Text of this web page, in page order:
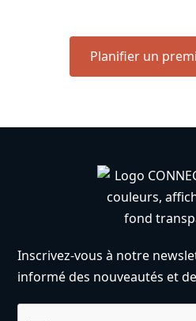
Planifier un
Inscrivez-vous à notre
informé des nouveautés et